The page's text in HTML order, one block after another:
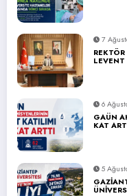
7
6
GAÜN
KAT
5